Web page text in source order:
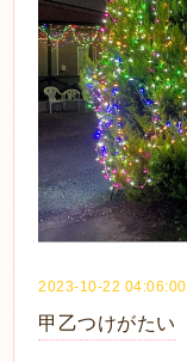
2023-10-22 04:06:00
甲乙つけがたい